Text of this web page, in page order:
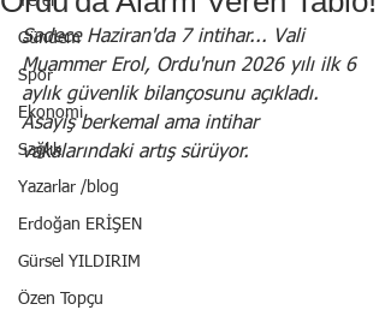
Gündem
Spor
Ekonomi
Sağlık
Yazarlar /blog
Erdoğan ERİŞEN
Gürsel YILDIRIM
Özen Topçu
Sadece Haziran'da 7 intihar... Vali
Muammer Erol, Ordu'nun 2026 yılı ilk 6
aylık güvenlik bilançosunu açıkladı.
Asayiş berkemal ama intihar
vakalarındaki artış sürüyor.